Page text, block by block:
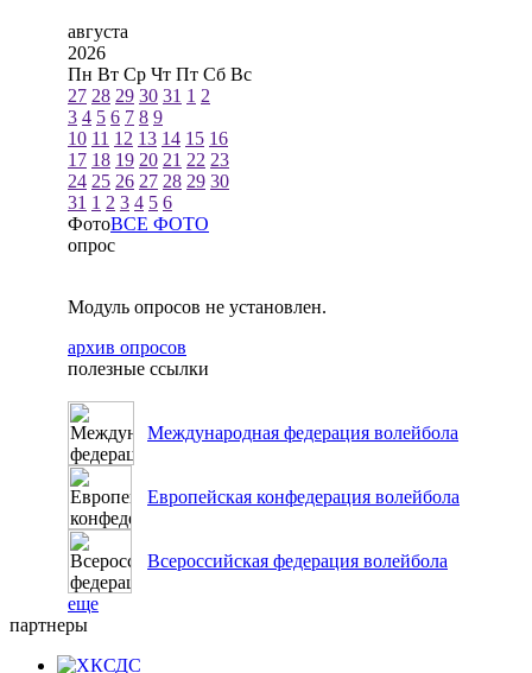
августа
2026
Пн Вт Ср Чт Пт Сб Вс
27 28 29 30 31 1 2
3 4 5 6 7 8 9
10 11 12 13 14 15 16
17 18 19 20 21 22 23
24 25 26 27 28 29 30
31 1 2 3 4 5 6
ФотоВСЕ ФОТО
опрос
Модуль опросов не установлен.
архив опросов
полезные ссылки
Международная федерация волейбола
Европейская конфедерация волейбола
Всероссийская федерация волейбола
еще
партнеры